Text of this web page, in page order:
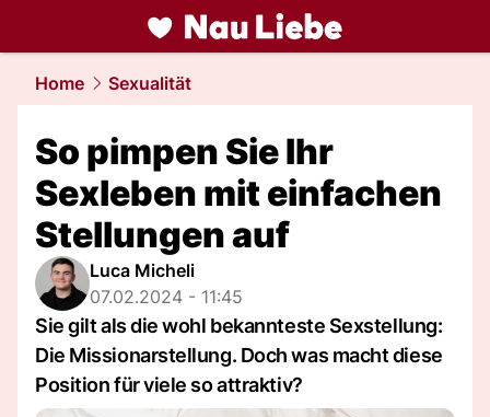
liebe.NAU.ch
Home Sexualität
So pimpen Sie Ihr
Sexleben mit einfachen
Stellungen auf
Luca Micheli
07.02.2024 - 11:45
Sie gilt als die wohl bekannteste Sexstellung:
Die Missionarstellung. Doch was macht diese
Position für viele so attraktiv?